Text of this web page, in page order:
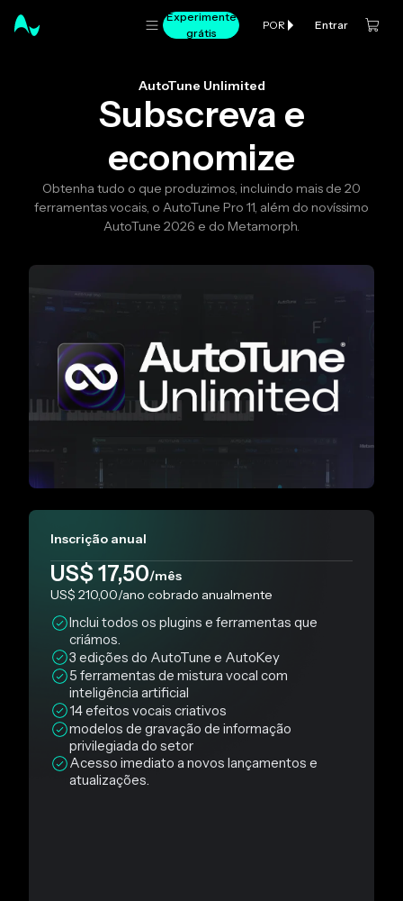
Experimente
grátis
POR Entrar
AutoTune Unlimited
Subscreva e
economize
Obtenha tudo o que produzimos, incluindo mais de 20
ferramentas vocais, o AutoTune Pro 11, além do novíssimo
AutoTune 2026 e do Metamorph.
Inscrição anual
US$ 17,50/mês
US$ 210,00/ano cobrado anualmente
Inclui todos os plugins e ferramentas que
criámos.
3 edições do AutoTune e AutoKey
5 ferramentas de mistura vocal com
inteligência artificial
14 efeitos vocais criativos
modelos de gravação de informação
privilegiada do setor
Acesso imediato a novos lançamentos e
atualizações.